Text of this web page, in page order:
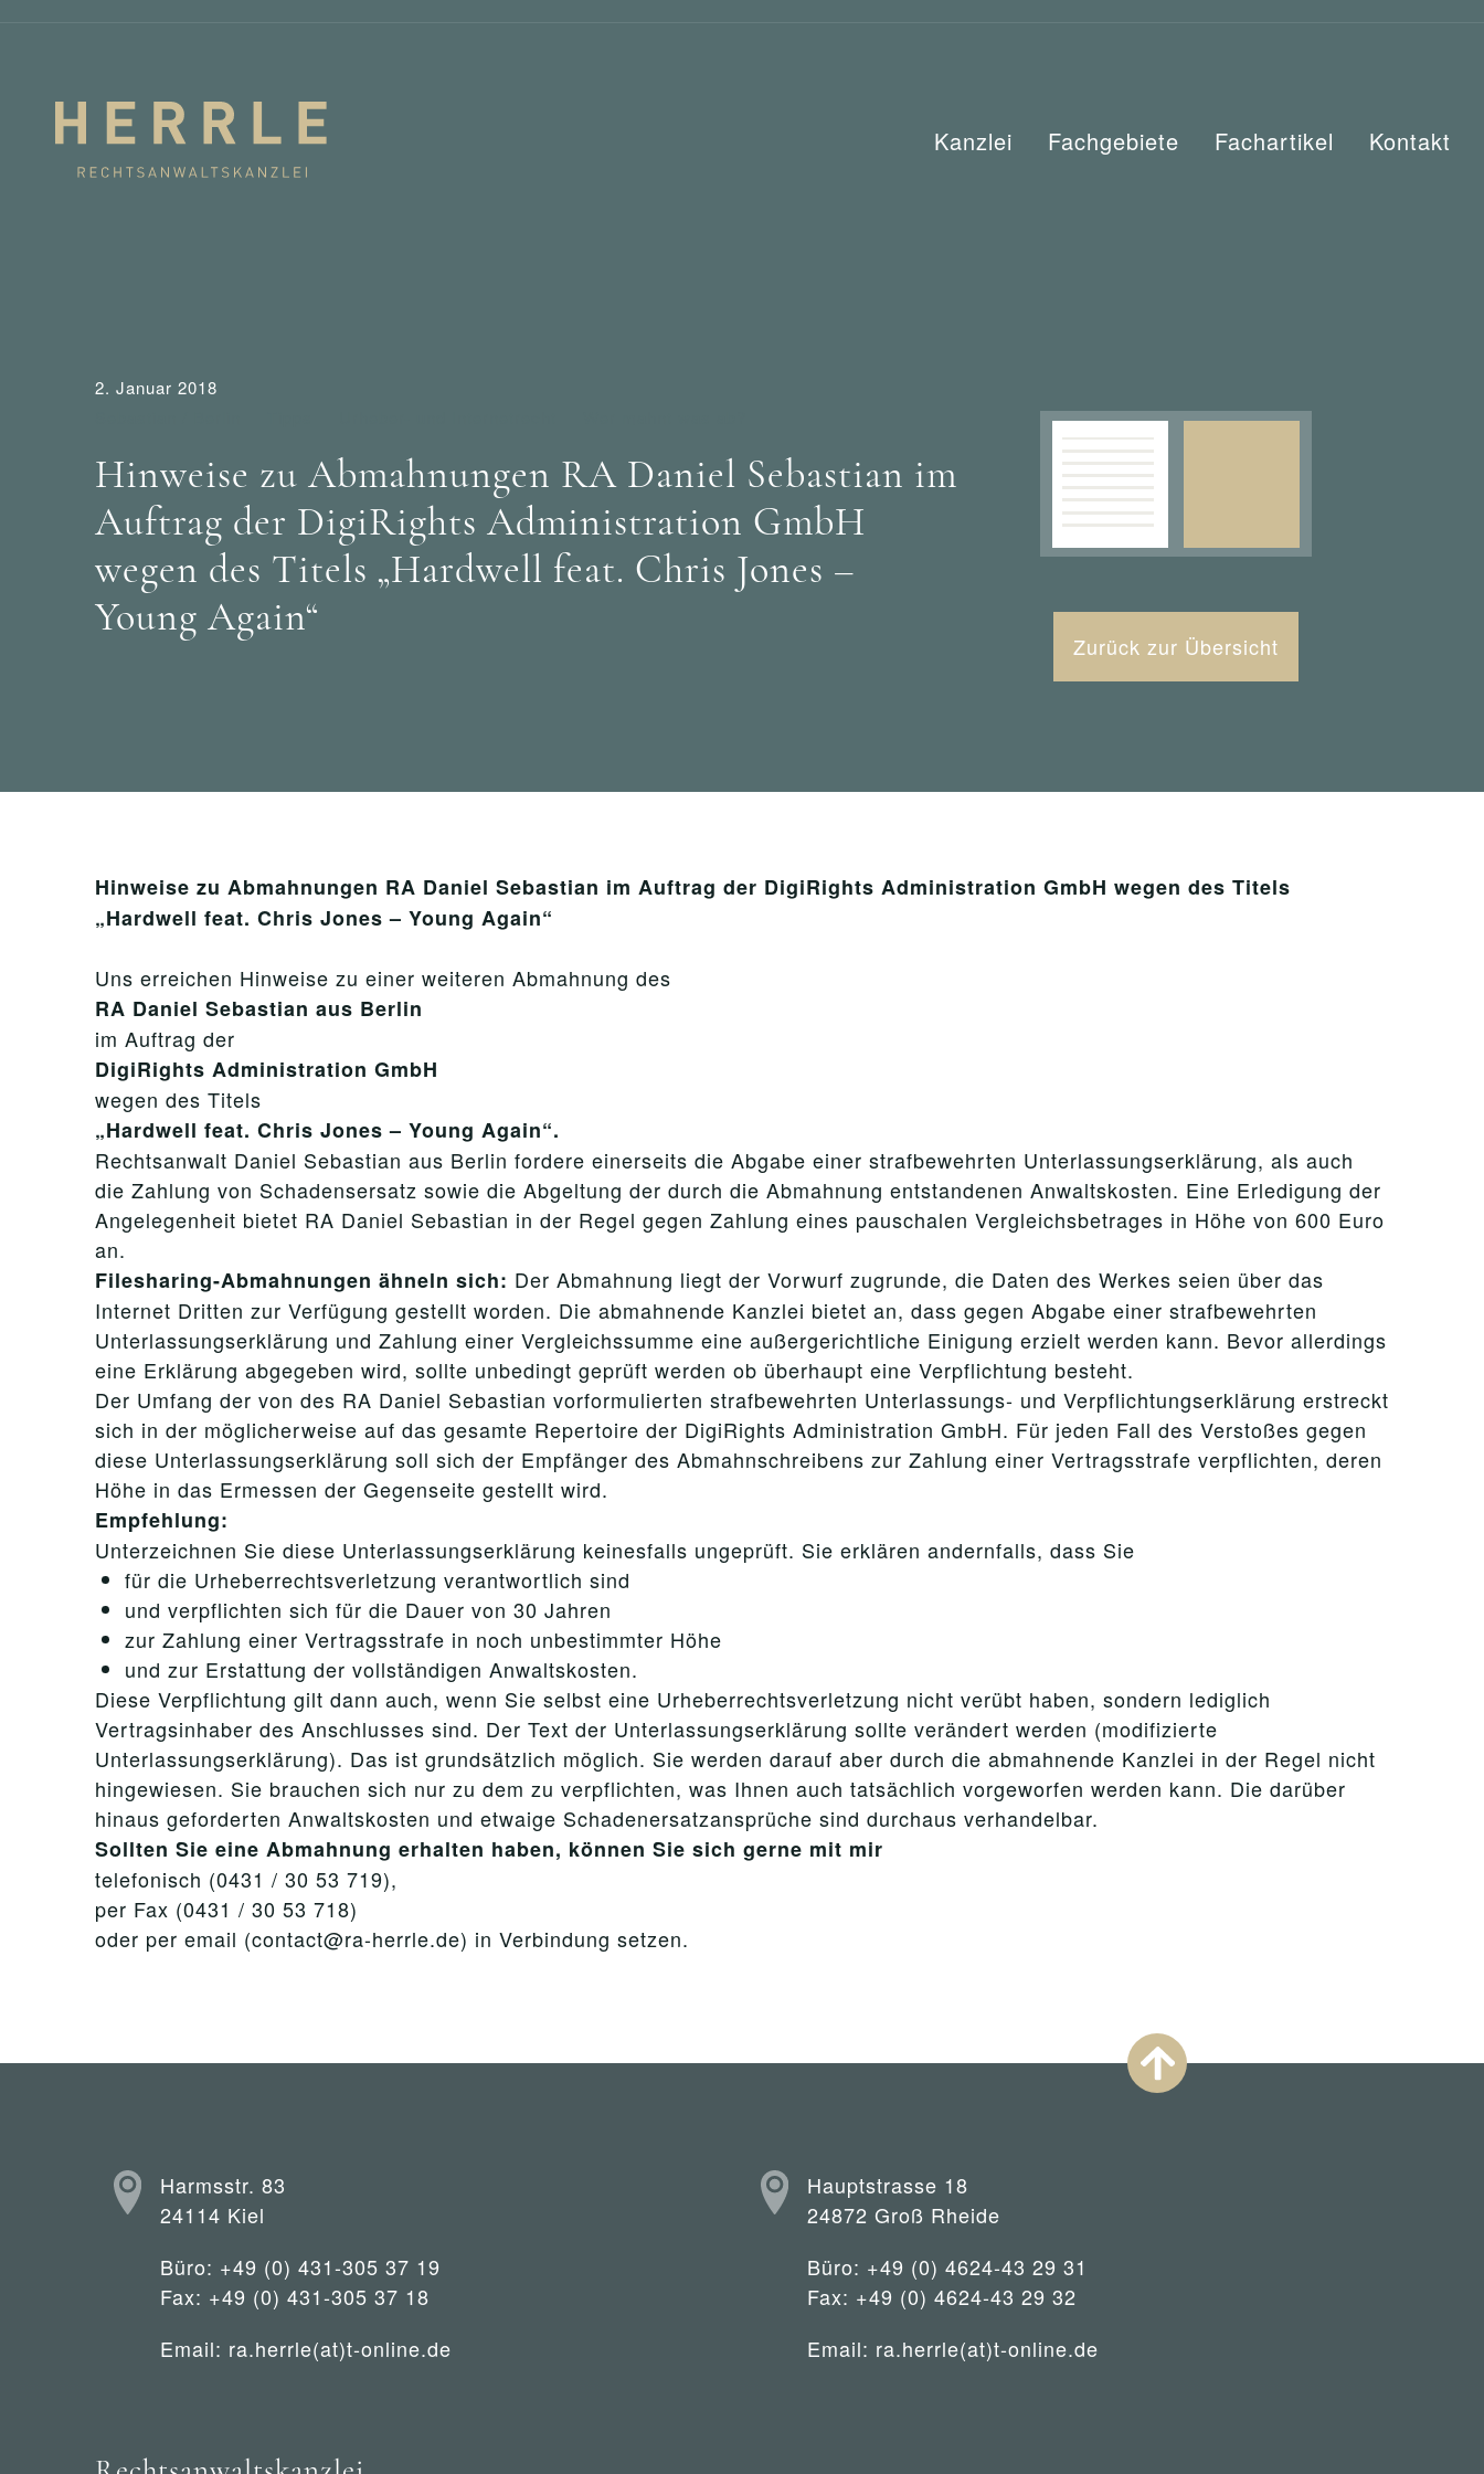
Kanzlei Fachgebiete Fachartikel Kontakt
2. Januar 2018
Hinweise zu Abmahnungen RA Daniel Sebastian im
Auftrag der DigiRights Administration GmbH
wegen des Titels „Hardwell feat. Chris Jones –
Young Again“
Zurück zur Übersicht
Hinweise zu Abmahnungen RA Daniel Sebastian im Auftrag der DigiRights Administration GmbH wegen des Titels
„Hardwell feat. Chris Jones – Young Again“
Uns erreichen Hinweise zu einer weiteren Abmahnung des
RA Daniel Sebastian aus Berlin
im Auftrag der
DigiRights Administration GmbH
wegen des Titels
„Hardwell feat. Chris Jones – Young Again“.
Rechtsanwalt Daniel Sebastian aus Berlin fordere einerseits die Abgabe einer strafbewehrten Unterlassungserklärung, als auch
die Zahlung von Schadensersatz sowie die Abgeltung der durch die Abmahnung entstandenen Anwaltskosten. Eine Erledigung der
Angelegenheit bietet RA Daniel Sebastian in der Regel gegen Zahlung eines pauschalen Vergleichsbetrages in Höhe von 600 Euro
an.
Filesharing-Abmahnungen ähneln sich: Der Abmahnung liegt der Vorwurf zugrunde, die Daten des Werkes seien über das
Internet Dritten zur Verfügung gestellt worden. Die abmahnende Kanzlei bietet an, dass gegen Abgabe einer strafbewehrten
Unterlassungserklärung und Zahlung einer Vergleichssumme eine außergerichtliche Einigung erzielt werden kann. Bevor allerdings
eine Erklärung abgegeben wird, sollte unbedingt geprüft werden ob überhaupt eine Verpflichtung besteht.
Der Umfang der von des RA Daniel Sebastian vorformulierten strafbewehrten Unterlassungs- und Verpflichtungserklärung erstreckt
sich in der möglicherweise auf das gesamte Repertoire der DigiRights Administration GmbH. Für jeden Fall des Verstoßes gegen
diese Unterlassungserklärung soll sich der Empfänger des Abmahnschreibens zur Zahlung einer Vertragsstrafe verpflichten, deren
Höhe in das Ermessen der Gegenseite gestellt wird.
Empfehlung:
Unterzeichnen Sie diese Unterlassungserklärung keinesfalls ungeprüft. Sie erklären andernfalls, dass Sie
für die Urheberrechtsverletzung verantwortlich sind
und verpflichten sich für die Dauer von 30 Jahren
zur Zahlung einer Vertragsstrafe in noch unbestimmter Höhe
und zur Erstattung der vollständigen Anwaltskosten.
Diese Verpflichtung gilt dann auch, wenn Sie selbst eine Urheberrechtsverletzung nicht verübt haben, sondern lediglich
Vertragsinhaber des Anschlusses sind. Der Text der Unterlassungserklärung sollte verändert werden (modifizierte
Unterlassungserklärung). Das ist grundsätzlich möglich. Sie werden darauf aber durch die abmahnende Kanzlei in der Regel nicht
hingewiesen. Sie brauchen sich nur zu dem zu verpflichten, was Ihnen auch tatsächlich vorgeworfen werden kann. Die darüber
hinaus geforderten Anwaltskosten und etwaige Schadenersatzansprüche sind durchaus verhandelbar.
Sollten Sie eine Abmahnung erhalten haben, können Sie sich gerne mit mir
telefonisch (0431 / 30 53 719),
per Fax (0431 / 30 53 718)
oder per email (contact@ra-herrle.de) in Verbindung setzen.
Harmsstr. 83
24114 Kiel
Büro: +49 (0) 431-305 37 19
Fax: +49 (0) 431-305 37 18
Email: ra.herrle(at)t-online.de
Hauptstrasse 18
24872 Groß Rheide
Büro: +49 (0) 4624-43 29 31
Fax: +49 (0) 4624-43 29 32
Email: ra.herrle(at)t-online.de